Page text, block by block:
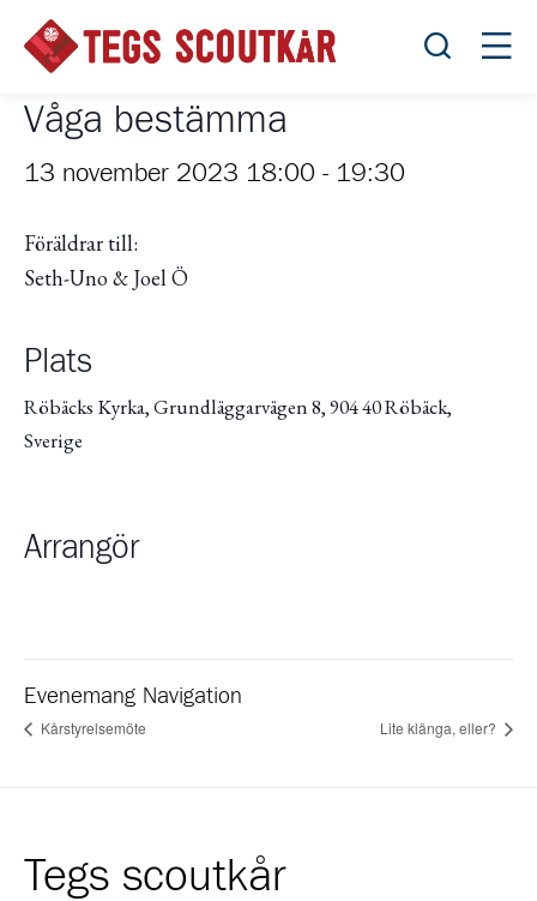
Öppna
Våga bestämma
13 november 2023 18:00 - 19:30
Föräldrar till:
Seth-Uno & Joel Ö
Plats
Röbäcks Kyrka, Grundläggarvägen 8, 904 40 Röbäck,
Sverige
Arrangör
Evenemang Navigation
Kårstyrelsemöte Lite klänga, eller?
Tegs scoutkår